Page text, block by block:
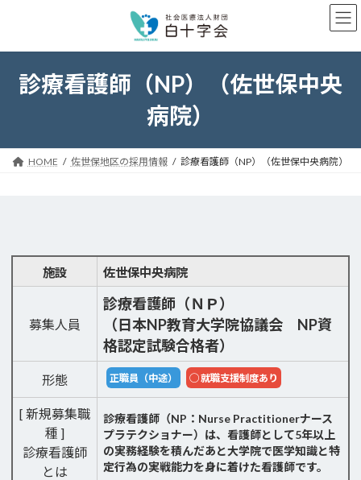
ン
プ
ー
動
診療看護師（NP）（佐世保中央
病院）
HOME 佐世保地区の採用情報 診療看護師（NP）（佐世保中央病院）
施設 佐世保中央病院
募集人員
診療看護師（ＮＰ）
（日本NP教育大学院協議会 NP資
格認定試験合格者）
形態 正職員（中途） ◯ 就職支援制度あり
[ 新規募集職
種 ]
診療看護師
とは
診療看護師（NP：Nurse Practitionerナース
プラテクショナー）は、看護師として5年以上
の実務経験を積んだあと大学院で医学知識と特
定行為の実戦能力を身に着けた看護師です。